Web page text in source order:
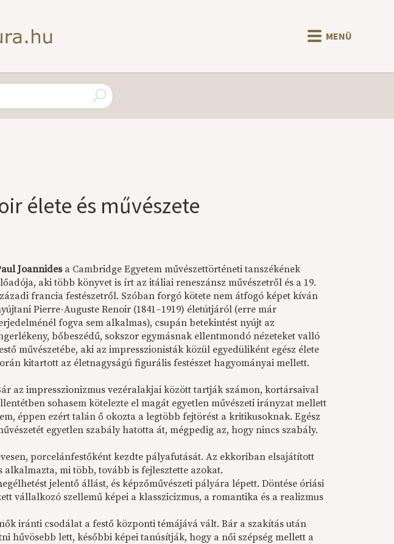
MENÜ
élete és művészete
Joannides a Cambridge Egyetem művészettörténeti tanszékének
aki több könyvet is írt az itáliai reneszánsz művészetről és a 19.
francia festészetről. Szóban forgó kötete nem átfogó képet kíván
Pierre-Auguste Renoir (1841–1919) életútjáról (erre már
fogva sem alkalmas), csupán betekintést nyújt az
bőbeszédű, sokszor egymásnak ellentmondó nézeteket valló
művészetébe, aki az impresszionisták közül egyedüliként egész élete
kitartott az életnagyságú figurális festészet hagyományai mellett.
az impresszionizmus vezéralakjai között tartják számon, kortársaival
sohasem kötelezte el magát egyetlen művészeti irányzat mellett
éppen ezért talán ő okozta a legtöbb fejtörést a kritikusoknak. Egész
egyetlen szabály hatotta át, mégpedig az, hogy nincs szabály.
porcelánfestőként kezdte pályafutását. Az ekkoriban elsajátított
mi több, tovább is fejlesztette azokat.
jelentő állást, és képzőművészeti pályára lépett. Döntése óriási
vállalkozó szellemű képei a klasszicizmus, a romantika és a realizmus
iránti csodálat a festő központi témájává vált. Bár a szakítás után
hűvösebb lett, későbbi képei tanúsítják, hogy a női szépség mellett a